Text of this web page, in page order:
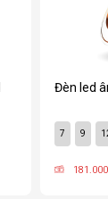
Đèn led
7 9